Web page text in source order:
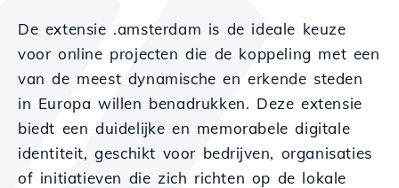
De extensie .amsterdam is de ideale keuze
voor online projecten die de koppeling met een
van de meest dynamische en erkende steden
in Europa willen benadrukken. Deze extensie
biedt een duidelijke en memorabele digitale
identiteit, geschikt voor bedrijven, organisaties
of initiatieven die zich richten op de lokale